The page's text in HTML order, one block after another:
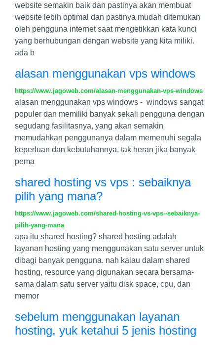
website semakin baik dan pastinya akan membuat
website lebih optimal dan pastinya mudah ditemukan
oleh pengguna internet saat mengetikkan kata kunci
yang berhubungan dengan website yang kita miliki.
ada b
alasan menggunakan vps windows
https://www.jagoweb.com/alasan-menggunakan-vps-windows
alasan menggunakan vps windows - windows sangat
populer dan memiliki banyak sekali pengguna dengan
segudang fasilitasnya, yang akan semakin
memudahkan penggunanya dalam memenuhi segala
keperluan dan kebutuhannya. tak heran jika banyak
pema
shared hosting vs vps : sebaiknya
pilih yang mana?
https://www.jagoweb.com/shared-hosting-vs-vps--sebaiknya-
pilih-yang-mana
apa itu shared hosting? shared hosting adalah
layanan hosting yang menggunakan satu server untuk
dibagi banyak pengguna. nah kalau dalam shared
hosting, resource yang digunakan secara bersama-
sama dalam satu server yaitu disk space, cpu, dan
memor
sebelum menggunakan layanan
hosting, yuk ketahui 5 jenis hosting